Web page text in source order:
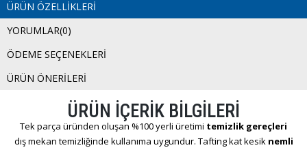
ÜRÜN ÖZELLIKLERI
YORUMLAR(0)
ÖDEME SEÇENEKLERI
ÜRÜN ÖNERILERI
ÜRÜN İÇERİK BİLGİLERİ
Tek parça üründen oluşan %100 yerli üretimi temizlik gereçleri
dış mekan temizliğinde kullanıma uygundur. Tafting kat kesik nemli